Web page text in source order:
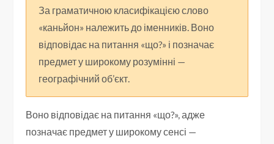
За граматичною класифікацією слово
«каньйон» належить до іменників. Воно
відповідає на питання «що?» і позначає
предмет у широкому розумінні —
географічний об’єкт.
Воно відповідає на питання «що?», адже
позначає предмет у широкому сенсі —